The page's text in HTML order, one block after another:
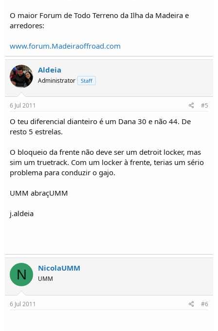
O maior Forum de Todo Terreno da Ilha da Madeira e
arredores:
www.forum.Madeiraoffroad.com
Aldeia
Administrator Staff
6 Jul 2011 #5
O teu diferencial dianteiro é um Dana 30 e não 44. De
resto 5 estrelas.
O bloqueio da frente não deve ser um detroit locker, mas
sim um truetrack. Com um locker à frente, terias um sério
problema para conduzir o gajo.
UMM abraçUMM
j.aldeia
N NicolaUMM
UMM
6 Jul 2011 #6